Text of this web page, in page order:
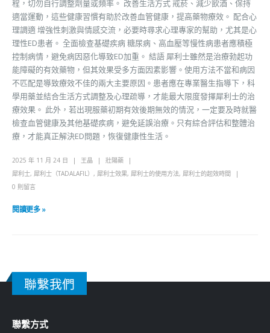
程，切勿自行調整劑量或頻率。 改善生活方式 戒菸、減少飲酒、保持
適當運動，這些健康習慣有助於改善血管健康，提高藥物療效。 配合心
理調適 增強性刺激與情感交流，必要時尋求心理專家的幫助，尤其是心
理性ED患者。 全面檢查基礎疾病 糖尿病、高血壓等慢性病患者應積極
控制病情，避免病因惡化導致ED加重。 結語 犀利士雖然是治療勃起功
能障礙的有效藥物，但其效果受多方面因素影響。使用方法不當和病因
不匹配是導致療效不佳的兩大主要原因。患者應在專業醫生指導下，科
學用藥並結合生活方式調整及心理疏導，才能最大限度發揮犀利士的治
療效果。 此外，若出現服藥初期有效後期無效的情況，一定要及時就醫
檢查血管健康及其他基礎疾病，避免延誤治療。只有綜合評估和整體治
療，才能真正解決ED問題，恢復健康性生活。
2025 年 11 月 24 日 王晶
壯陽藥
犀利士, 犀利士（TADALAFIL） , 犀利士效果, 犀利士的使用方法, 犀利士的起效時間
0 則留言
閱讀更多 »
聯繫我們
聯繫方式